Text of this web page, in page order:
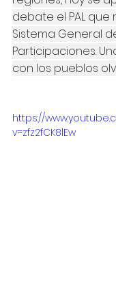
debate el PAL que
Sistema General
Participaciones.
con los pueblos
https://
v=zfz2fCK8lEw